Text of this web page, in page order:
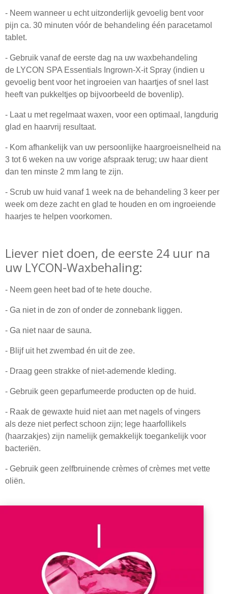
- Neem wanneer u echt uitzonderlijk gevoelig bent voor
pijn ca. 30 minuten vóór de behandeling één paracetamol
tablet.
- Gebruik vanaf de eerste dag na uw waxbehandeling
de LYCON SPA Essentials Ingrown-X-it Spray (indien u
gevoelig bent voor het ingroeien van haartjes of snel last
heeft van pukkeltjes op bijvoorbeeld de bovenlip).
- Laat u met regelmaat waxen, voor een optimaal, langdurig
glad en haarvrij resultaat.
- Kom afhankelijk van uw persoonlijke haargroeisnelheid na
3 tot 6 weken na uw vorige afspraak terug; uw haar dient
dan ten minste 2 mm lang te zijn.
- Scrub uw huid vanaf 1 week na de behandeling 3 keer per
week om deze zacht en glad te houden en om ingroeiende
haarjes te helpen voorkomen.
Liever niet doen, de eerste 24 uur na
uw LYCON-Waxbehaling:
- Neem geen heet bad of te hete douche.
- Ga niet in de zon of onder de zonnebank liggen.
- Ga niet naar de sauna.
- Blijf uit het zwembad én uit de zee.
- Draag geen strakke of niet-ademende kleding.
- Gebruik geen geparfumeerde producten op de huid.
- Raak de gewaxte huid niet aan met nagels of vingers
als deze niet perfect schoon zijn; lege haarfollikels
(haarzakjes) zijn namelijk gemakkelijk toegankelijk voor
bacteriën.
- Gebruik geen zelfbruinende crèmes of crèmes met vette
oliën.